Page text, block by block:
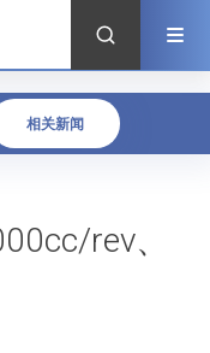
相关新闻
rev、